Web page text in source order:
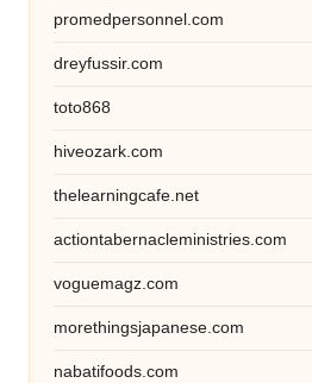
promedpersonnel.com
dreyfussir.com
toto868
hiveozark.com
thelearningcafe.net
actiontabernacleministries.com
voguemagz.com
morethingsjapanese.com
nabatifoods.com